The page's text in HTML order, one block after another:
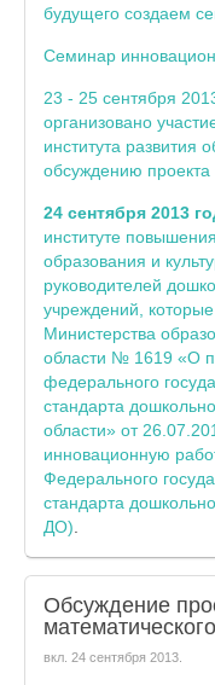
будущего создаем
Семинар
23 - 25 сентября
организовано
института развития
обсуждению
24 сентября 2013
институте
образования и
руководителей
учреждений,
Министерства
области № 1619 «О
федерального
стандарта
области» от
инновационную
Федерального
стандарта
ДО)
Обсуждение
вкл. 24 сентября 2013